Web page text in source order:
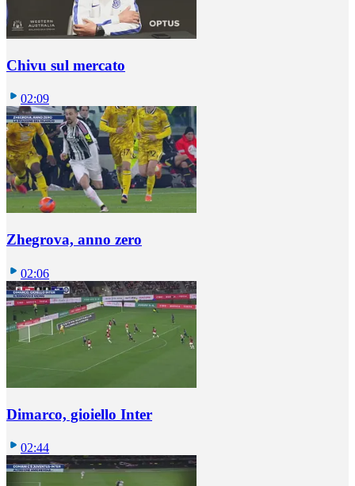
Chivu sul mercato
02:09
Zhegrova, anno zero
02:06
Dimarco, gioiello Inter
02:44